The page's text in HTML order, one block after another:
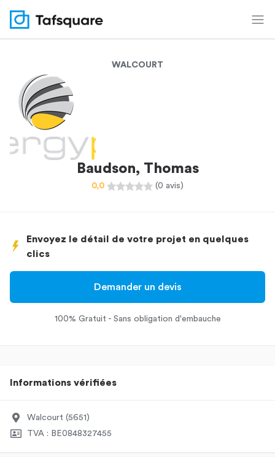
WALCOURT
Baudson, Thomas
0,0 (0 avis)
Envoyez le détail de votre projet en quelques
clics
Demander un devis
100% Gratuit - Sans obligation d'embauche
Informations vérifiées
Walcourt (5651)
TVA : BE0848327455